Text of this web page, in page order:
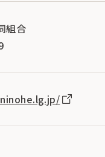
組合